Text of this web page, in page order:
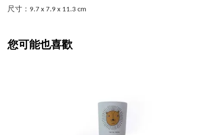
尺寸：9.7 x 7.9 x 11.3 cm
您可能也喜歡